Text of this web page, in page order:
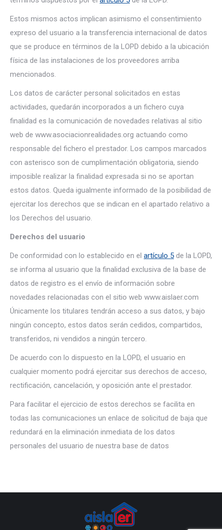
Estos mismos actos implican asimismo el consentimiento
expreso del usuario a la transferencia internacional de datos
que se produce en términos de la LOPD debido a la ubicación
física de las instalaciones de los proveedores arriba
mencionados.
Los datos de carácter personal solicitados en estas
actividades, quedarán incorporados a un fichero cuya
finalidad es la comunicación de novedades relativas al sitio
web de www.asociacionrealidades.org actuando como
responsable del fichero el prestador. Los campos marcados
con asterisco son de cumplimentación obligatoria, siendo
imposible realizar la finalidad expresada si no se aportan
estos datos. Queda igualmente informado de la posibilidad de
ejercitar los derechos que se indican en el apartado relativo a
los Derechos del usuario.
Derechos del usuario
De conformidad con lo establecido en el artículo 5 de la LOPD,
se informa al usuario que la finalidad exclusiva de la base de
datos de registro es el envío de información sobre
novedades relacionadas con el sitio web www.aislaer.com
Únicamente los titulares tendrán acceso a sus datos, y bajo
ningún concepto, estos datos serán cedidos, compartidos,
transferidos, ni vendidos a ningún tercero.
De acuerdo con lo dispuesto en la LOPD, el usuario en
cualquier momento podrá ejercitar sus derechos de acceso,
rectificación, cancelación, y oposición ante el prestador.
Para facilitar el ejercicio de estos derechos se facilita en
todas las comunicaciones un enlace de solicitud de baja que
redundará en la eliminación inmediata de los datos
personales del usuario de nuestra base de datos